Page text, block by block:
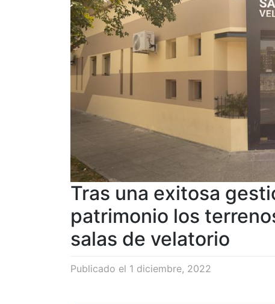
Tras una exitosa
patrimonio los
salas de velatorio
Publicado el 1 diciembre, 2022